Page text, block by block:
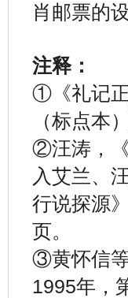
肖邮票的
注释：
①《礼记
（标点本
②汪涛，
入艾兰、
行说探源
页。
③黄怀信
1995年，